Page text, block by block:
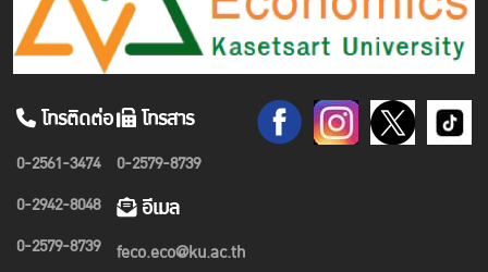
โทรติดต่อ
0-2561-3474
0-2942-8048
0-2579-8739
โทรสาร
0-2579-8739
อีเมล
feco.eco@ku.ac.th